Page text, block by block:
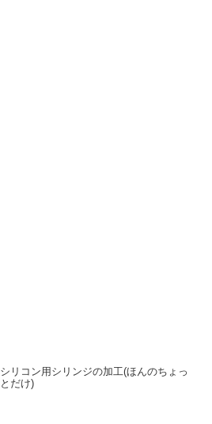
シリコン用シリンジの加工(ほんのちょっ
とだけ)